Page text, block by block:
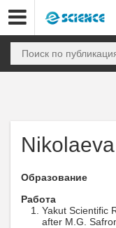
Образование
Работа
Yakut Scientific
after M.G.